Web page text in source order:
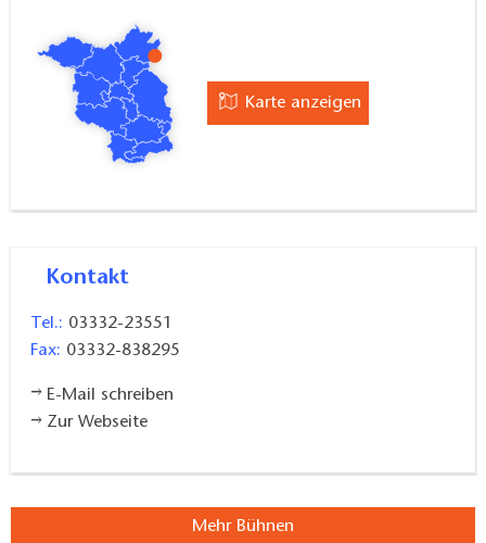
Karte anzeigen
Kontakt
Tel.: 03332-23551
Fax: 03332-838295
E-Mail schreiben
Zur Webseite
Mehr Bühnen